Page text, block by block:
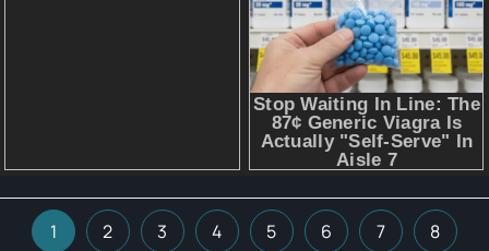
1 2 3 4 5 6 7 8